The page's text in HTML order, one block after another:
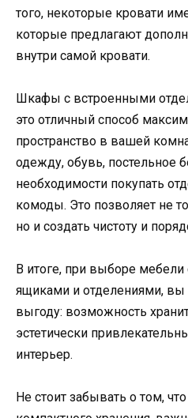
того, некоторые кровати
которые предлагают
внутри самой кровати.
Шкафы с встроенными
это отличный способ
пространство в вашей
одежду, обувь, постельное
необходимости покупать
комоды. Это позволяет не
но и создать чистоту и
В итоге, при выборе
ящиками и отделениями, вы
выгоду: возможность
эстетически
интерьер.
Не стоит забывать о том,